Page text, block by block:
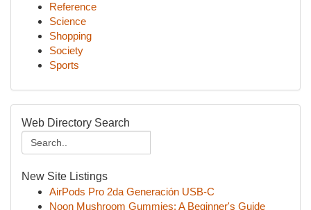
Reference
Science
Shopping
Society
Sports
Web Directory Search
New Site Listings
AirPods Pro 2da Generación USB-C
Noon Mushroom Gummies: A Beginner's Guide